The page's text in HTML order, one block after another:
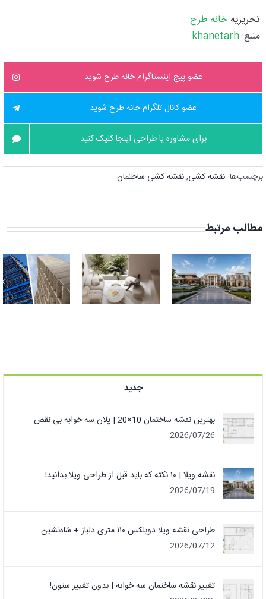
تحریریه خانه طرح
منبع:khanetarh
عضو پیج اینستاگرام خانه طرح شوید
عضو کانال تلگرام خانه طرح شوید
برای مشاوره یا طراحی اینجا کلیک کنید
برچسب‌ها: نقشه کشی,نقشه کشی ساختمان
مطالب مرتبط
نقشه ویلا | ۱۰
نکته که باید قبل
از طراحی ویلا
بدانید!
بهترین نور برای
ساختمان و
بدترین نور |
پاسخ به سوالات
جدید
بهترین نقشه ساختمان 10×20 | پلان سه خوابه بی نقص
2026/07/26
نقشه ویلا | ۱۰ نکته که باید قبل از طراحی ویلا بدانید!
2026/07/19
طراحی نقشه ویلا دوبلکس ۱۱۰ متری دلباز + شاه‌نشین
2026/07/12
تغییر نقشه ساختمان سه خوابه | بدون تغییر ستون!